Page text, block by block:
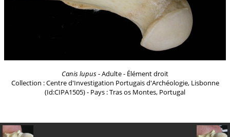
Canis lupus- Adulte - Élément droit
Collection : Centre d'Investigation Portugais d'Archéologie, Lisbonne
(Id:CIPA1505) - Pays : Tras os Montes, Portugal